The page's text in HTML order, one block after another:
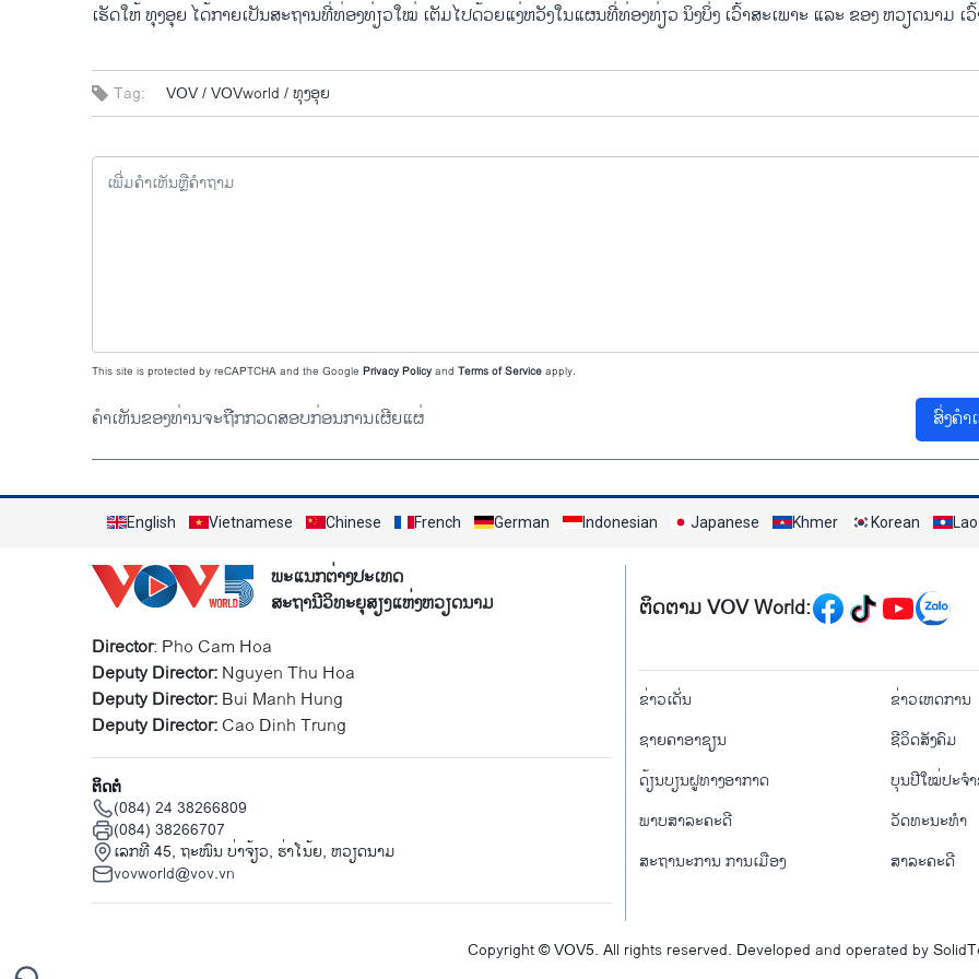
ເຮັດໃຫ້ ທຸງອຸຍ ໄດ້ກາຍເປັນສະຖານທີ່ທ່ອງທ່ຽວໃໝ່ ເຕັມໄປດ້ວຍແງ່ຫວັງໃນແຜນທີ່ທ່ອງທ່ຽວ ນິງບິ່ງ ເວົ້າສະເພາະ ແລະ ຂອງ ຫວຽດນາມ ເ
Tag: VOV /VOVworld /ທຸງອຸຍ
This site is protected by reCAPTCHA and the Google Privacy Policyand Terms of Serviceapply.
ຄຳເຫັນຂອງທ່ານຈະຖືກກວດສອບກ່ອນການເຜີຍແຜ່ ສົ່ງຄຳ
English Vietnamese Chinese French German Indonesian Japanese Khmer Korean Lao
ພະແນກຕ່າງປະເທດ
ສະຖານີວິທະຍຸສຽງແຫ່ງຫວຽດນາມ
Director: Pho Cam Hoa
Deputy Director:Nguyen Thu Hoa
Deputy Director:Bui Manh Hung
Deputy Director:Cao Dinh Trung
ຕິດຕໍ່
(084) 24 38266809
(084) 38266707
ເລກທີ 45, ຖະໜົນ ບ່າ​ຈ້ຽວ, ຮ່າ​ໂນ້ຍ, ຫວຽດນາມ
vovworld@vov.vn
Mạng xã hội
ຕິດຕາມ VOV World:
menu footer tiếng
ຂ່າວເດັ່ນ ຂ່າວເຫດການ
ຊາຍຄາອາຊຽນ
ຊີ​ວິດ​ສັງ​ຄົມ
ດ້ຽນບຽນ​ຝູທາງ​ອາກາດ
ບຸນປີໃໝ່ປະຈ
ພາບສາລະຄະດີ
ວັດທະນະທໍາ
ສະຖານະການ ການເມືອງ
ສາລະຄະດີ
Copyright © VOV5. All rights reserved. Developed and operated by